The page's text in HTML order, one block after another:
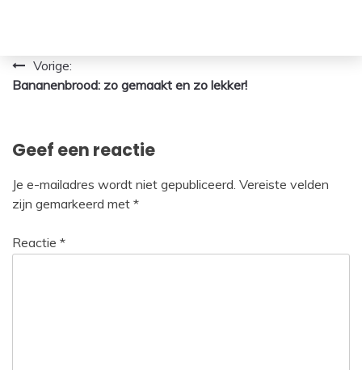
Bericht
navigatie
Vorige:
Bananenbrood: zo gemaakt en zo lekker!
Geef een reactie
Je e-mailadres wordt niet gepubliceerd. Vereiste velden
zijn gemarkeerd met *
Reactie *